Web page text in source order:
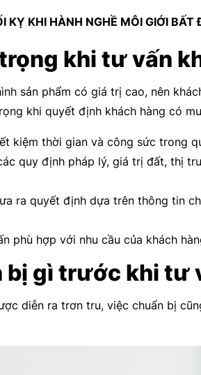
KỴ KHI HÀNH NGHỀ MÔI GIỚI BẤT
khi tư vấn
sản phẩm có giá trị cao, nên
khi quyết định khách hàng có
kiệm thời gian và công sức trong
quy định pháp lý, giá trị đất, thị
ra quyết định dựa trên thông tin
phù hợp với nhu cầu của khách
bị gì trước khi tư
diễn ra trơn tru, việc chuẩn bị